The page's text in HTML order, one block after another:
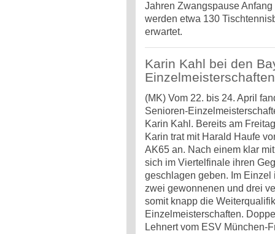
Jahren Zwangspause
werden etwa 130
erwartet.
Karin Kahl bei den
Einzelmeisterschaften
(MK) Vom 22. bis 24. April
Senioren-
Karin Kahl. Bereits am
Karin trat mit Harald Haufe
AK65 an. Nach einem klar
sich im Viertelfinale ihren
geschlagen geben. Im
zwei gewonnenen und drei
somit knapp die
Einzelmeisterschaften.
Lehnert vom ESV München-